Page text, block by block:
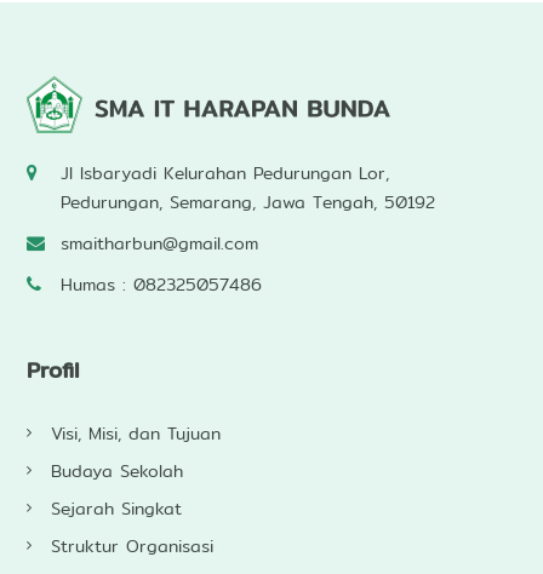
Jl Isbaryadi Kelurahan Pedurungan Lor,
Pedurungan, Semarang, Jawa Tengah, 50192
smaitharbun@gmail.com
Humas : 082325057486
Profil
Visi, Misi, dan Tujuan
Budaya Sekolah
Sejarah Singkat
Struktur Organisasi